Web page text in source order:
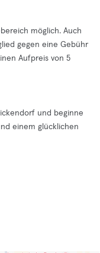
möglich. Auch
gegen eine Gebühr
Aufpreis von 5
und beginne
einem glücklichen